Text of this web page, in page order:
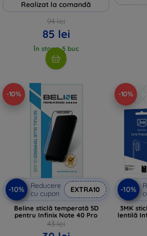
Realizat la comandă
94 lei
85 lei
În stoc > 5 buc
-10%
-10%
Reducere
cu cupon
EXTRA10
Beline sticlă temperată 5D
pentru Infinix Note 40 Pro
43 lei
-10%
-10%
3MK
lentilă